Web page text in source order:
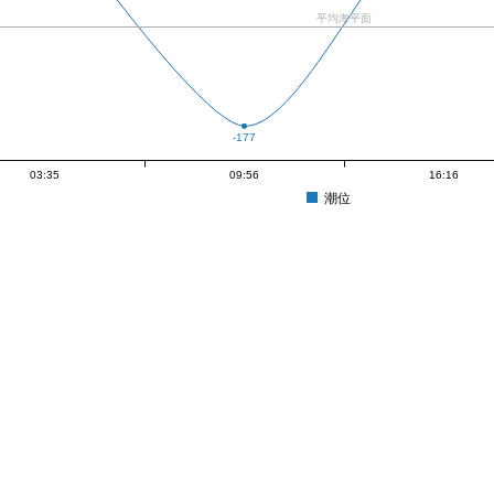
-177
平均海平面
03:35 09:56 16:16
潮位